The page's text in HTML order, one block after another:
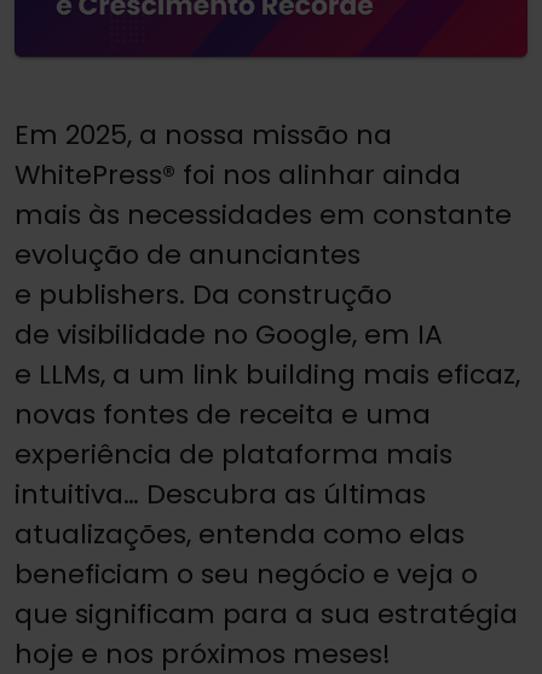
Em 2025, a nossa missão na
WhitePress® foi nos alinhar ainda
mais às necessidades em constante
evolução de anunciantes
e publishers. Da construção
de visibilidade no Google, em IA
e LLMs, a um link building mais eficaz,
novas fontes de receita e uma
experiência de plataforma mais
intuitiva… Descubra as últimas
atualizações, entenda como elas
beneficiam o seu negócio e veja o
que significam para a sua estratégia
hoje e nos próximos meses!